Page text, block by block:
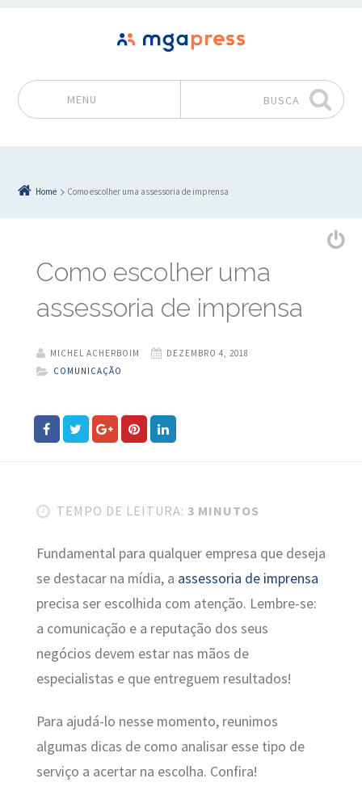
MENU BUSCA
Home Como escolher uma assessoria de imprensa
Como escolher uma
assessoria de imprensa
MICHEL ACHERBOIM
DEZEMBRO 4, 2018
COMUNICAÇÃO
TEMPO DE LEITURA: 3 MINUTOS
Fundamental para qualquer empresa que deseja
se destacar na mídia, a assessoria de imprensa
precisa ser escolhida com atenção. Lembre-se:
a comunicação e a reputação dos seus
negócios devem estar nas mãos de
especialistas e que entreguem resultados!
Para ajudá-lo nesse momento, reunimos
algumas dicas de como analisar esse tipo de
serviço a acertar na escolha. Confira!